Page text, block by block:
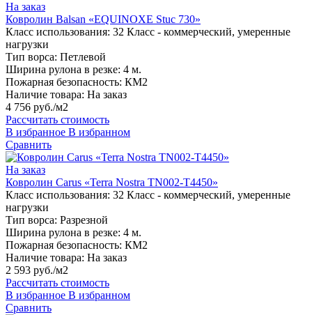
На заказ
Ковролин Balsan «EQUINOXE Stuc 730»
Класс использования: 32 Класс - коммерческий, умеренные
нагрузки
Тип ворса: Петлевой
Ширина рулона в резке: 4 м.
Пожарная безопасность: КМ2
Наличие товара: На заказ
4 756 руб./м2
Рассчитать стоимость
В избранное В избранном
Сравнить
На заказ
Ковролин Carus «Terra Nostra TN002-T4450»
Класс использования: 32 Класс - коммерческий, умеренные
нагрузки
Тип ворса: Разрезной
Ширина рулона в резке: 4 м.
Пожарная безопасность: КМ2
Наличие товара: На заказ
2 593 руб./м2
Рассчитать стоимость
В избранное В избранном
Сравнить